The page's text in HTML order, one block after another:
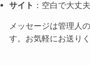
サイト ：空白で大丈
メッセージは管理人
す。お気軽にお送りく